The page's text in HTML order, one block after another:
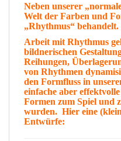
Neben unserer
Welt der Farben und
„Rhythmus“ behandelt.
Arbeit mit Rhythmus
bildnerischen
Reihungen,
von Rhythmen
den Formfluss in
einfache aber effektvolle
Formen zum Spiel und
wurden. Hier eine
Entwürfe: